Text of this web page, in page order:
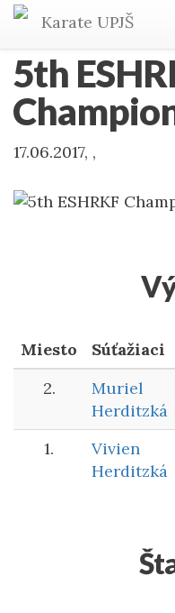
Karate UPJŠ
5th
17.06.2017, ,
Miesto Súťažiaci
2.
Muriel
Herditzká
1.
Vivien
Herditzká